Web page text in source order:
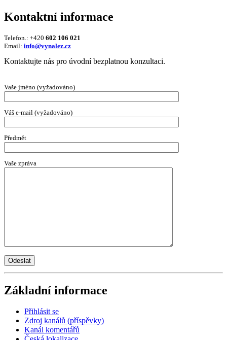
Kontaktní informace
Telefon.: +420 602 106 021
Email: info@vynalez.cz
Kontaktujte nás pro úvodní bezplatnou konzultaci.
Vaše jméno (vyžadováno)
Váš e-mail (vyžadováno)
Předmět
Vaše zpráva
Základní informace
Přihlásit se
Zdroj kanálů (příspěvky)
Kanál komentářů